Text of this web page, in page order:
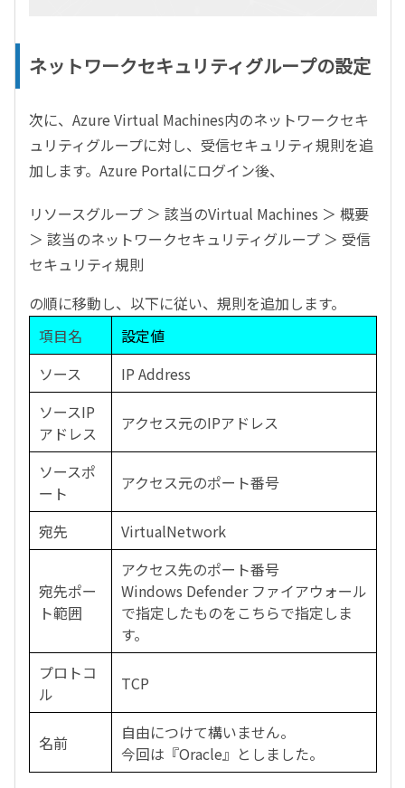
ネットワークセキュリティグループの設定
次に、 Azure Virtual Machines内のネットワークセキ
ュリティグループに対し、受信セキュリティ規則を追
加します。 Azure Portalにログイン後、
リソースグループ ＞ 該当のVirtual Machines ＞ 概要
＞ 該当のネットワークセキュリティグループ ＞ 受信
セキュリティ規則
の順に移動し、以下に従い、規則を追加します。
項目名
設定値
ソース
IP Address
ソースIP
アドレス
アクセス元のIPアドレス
ソースポ
ート
アクセス元のポート番号
宛先 VirtualNetwork
宛先ポー
ト範囲
アクセス先のポート番号
Windows Defender ファイアウォール
で指定したものをこちらで指定しま
す。
プロトコ
ル
TCP
名前
自由につけて構いません。
今回は『Oracle』としました。